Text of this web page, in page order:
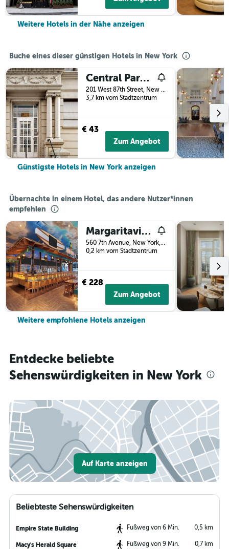
Weitere Hotels in der Nähe anzeigen
Buche eines dieser günstigen Hotels in New York
Central Park West Hostel
201 West 87th Street, New York, NY, USA
3,7 km vom Stadtzentrum
€ 43
Zum Angebot
Günstigste Hotels in New York anzeigen
Übernachte in einem Hotel, das andere Nutzer*innen
empfehlen
Margaritaville Resort Times Square
560 7th Avenue, New York, NY, USA
0,2 km vom Stadtzentrum
€ 228
Zum Angebot
Weitere empfohlene Hotels anzeigen
Entdecke beliebte
Sehenswürdigkeiten in New York
Auf Karte anzeigen
Beliebteste Sehenswürdigkeiten
Empire State Building Fußweg von 6 Min. 0,5 km
Macy's Herald Square Fußweg von 9 Min. 0,7 km